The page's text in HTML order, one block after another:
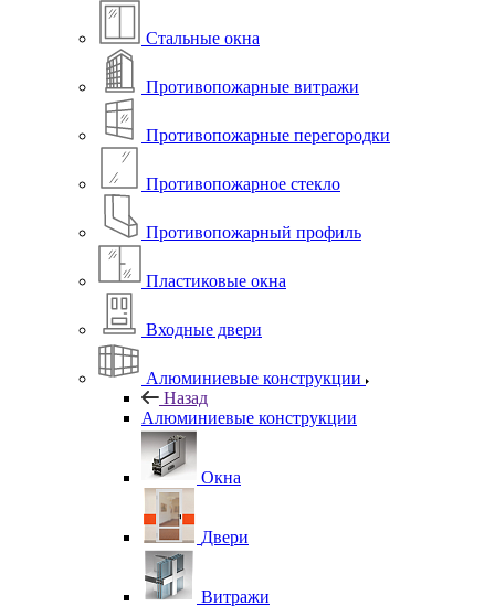
Стальные окна
Противопожарные витражи
Противопожарные перегородки
Противопожарное стекло
Противопожарный профиль
Пластиковые окна
Входные двери
Алюминиевые конструкции
Назад
Алюминиевые конструкции
Окна
Двери
Витражи